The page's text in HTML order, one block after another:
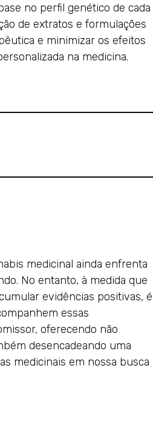
no perfil genético de cada
de extratos e formulações
e minimizar os efeitos
na medicina.
medicinal ainda enfrenta
No entanto, à medida que
evidências positivas, é
essas
oferecendo não
desencadeando uma
medicinais em nossa busca